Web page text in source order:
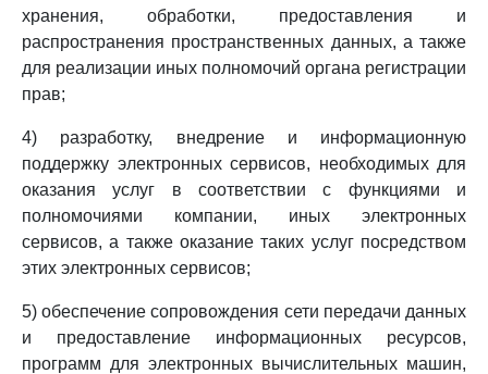
хранения, обработки, предоставления и
распространения пространственных данных, а также
для реализации иных полномочий органа регистрации
прав;
4) разработку, внедрение и информационную
поддержку электронных сервисов, необходимых для
оказания услуг в соответствии с функциями и
полномочиями компании, иных электронных
сервисов, а также оказание таких услуг посредством
этих электронных сервисов;
5) обеспечение сопровождения сети передачи данных
и предоставление информационных ресурсов,
программ для электронных вычислительных машин,